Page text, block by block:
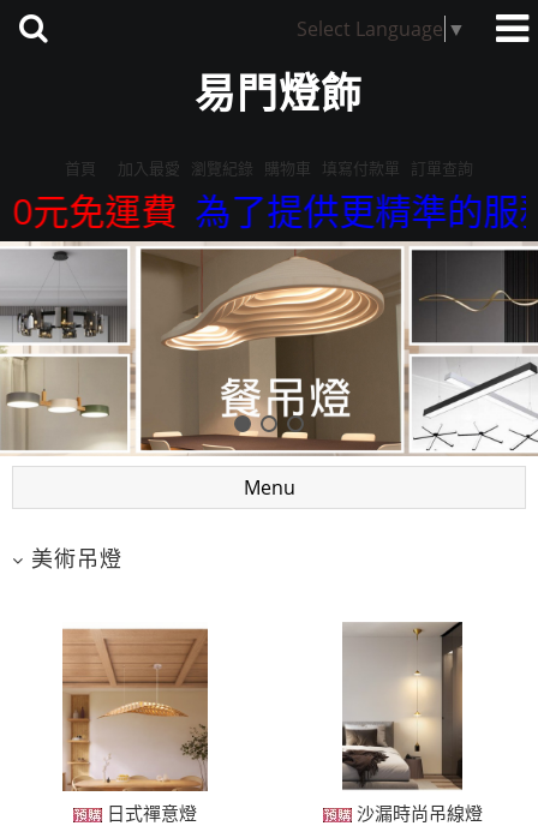
Select Language ▼
易門燈飾
首頁 加入最愛 瀏覽紀錄 購物車 填寫付款單 訂單查詢
運費 為了提供更精準的服務
Menu
美術吊燈
日式禪意燈 沙漏時尚吊線燈